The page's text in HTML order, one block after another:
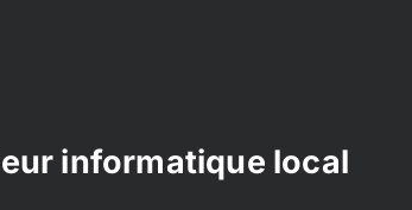
informatique local